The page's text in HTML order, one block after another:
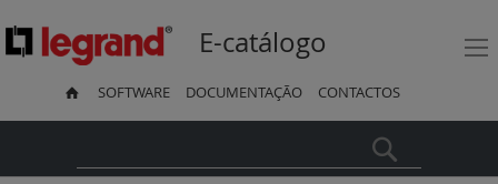
E-catálogo
SOFTWARE DOCUMENTAÇÃO CONTACTOS